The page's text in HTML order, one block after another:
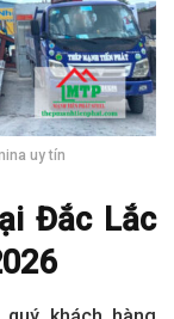
uy tín
Đắc Lắc